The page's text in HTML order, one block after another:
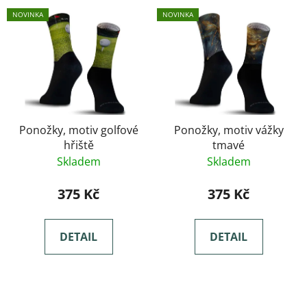
NOVINKA
Ponožky, motiv golfové
hřiště
Skladem
375 Kč
DETAIL
NOVINKA
Ponožky, motiv vážky
tmavé
Skladem
375 Kč
DETAIL